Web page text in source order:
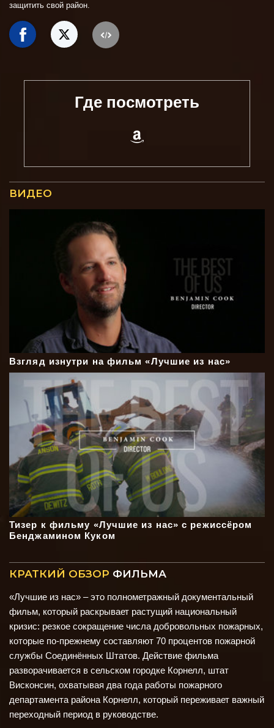
защитить свой район.
Где посмотреть
ВИДЕО
Взгляд изнутри на фильм «Лучшие из нас»
Тизер к фильму «Лучшие из нас» с режиссёром
Бенджамином Куком
КРАТКИЙ ОБЗОР ФИЛЬМА
«Лучшие из нас» – это полнометражный документальный
фильм, который раскрывает растущий национальный
кризис: резкое сокращение числа добровольных пожарных,
которые по-прежнему составляют 70 процентов пожарной
службы Соединённых Штатов. Действие фильма
разворачивается в сельском городке Корнелл, штат
Висконсин, охватывая два года работы пожарного
департамента района Корнелл, который переживает важный
переходный период в руководстве.